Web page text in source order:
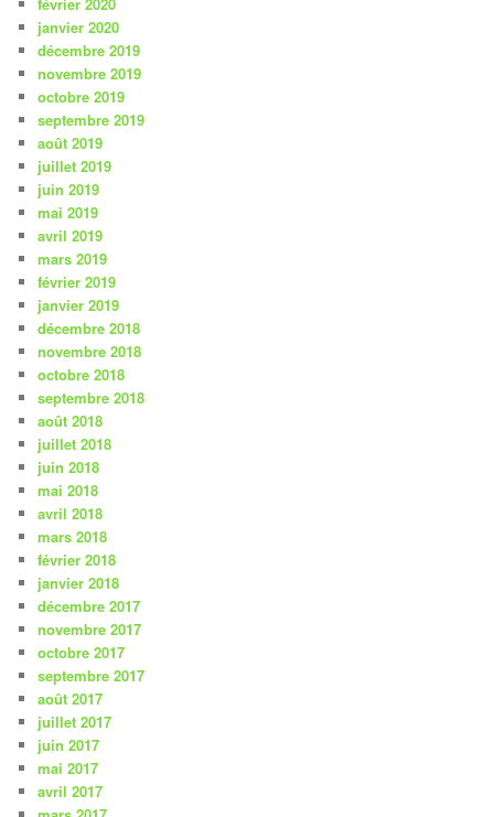
janvier 2020
décembre 2019
novembre 2019
octobre 2019
septembre 2019
août 2019
juillet 2019
juin 2019
mai 2019
avril 2019
mars 2019
février 2019
janvier 2019
décembre 2018
novembre 2018
octobre 2018
septembre 2018
août 2018
juillet 2018
juin 2018
mai 2018
avril 2018
mars 2018
février 2018
janvier 2018
décembre 2017
novembre 2017
octobre 2017
septembre 2017
août 2017
juillet 2017
juin 2017
mai 2017
avril 2017